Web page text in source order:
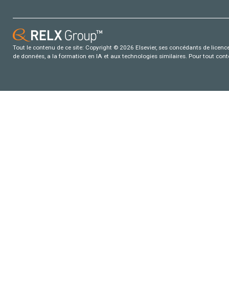
Tout le contenu de ce site: Copyright © 2026 Elsevier, ses concédants de
de données, a la formation en IA et aux technologies similaires. Pour tout